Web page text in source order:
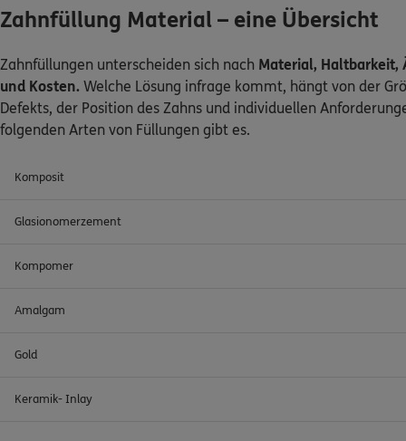
Zahnfüllung Material – eine Übersicht
Zahnfüllungen unterscheiden sich nach Material, Haltbarkeit,
und Kosten. Welche Lösung infrage kommt, hängt von der
Defekts, der Position des Zahns und individuellen
folgenden Arten von Füllungen gibt es.
Komposit
Glasionomerzement
Kompomer
Amalgam
Gold
Keramik- Inlay